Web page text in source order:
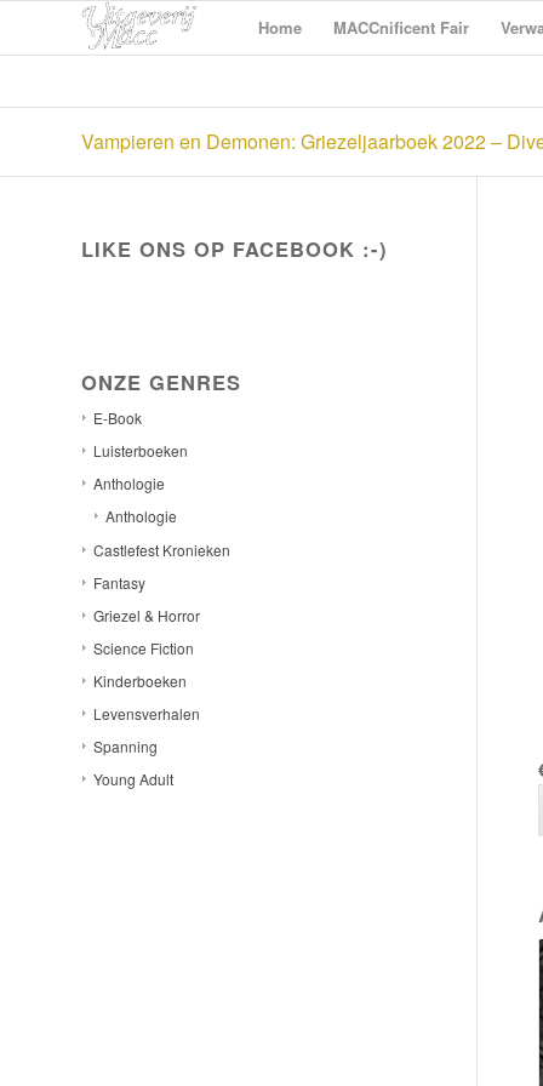
Home MACCnificent Fair
Vampieren en Demonen: Griezeljaarboek 2022 –
LIKE ONS OP FACEBOOK :-)
ONZE GENRES
E-Book
Luisterboeken
Anthologie
Anthologie
Castlefest Kronieken
Fantasy
Griezel & Horror
Science Fiction
Kinderboeken
Levensverhalen
Spanning
Young Adult